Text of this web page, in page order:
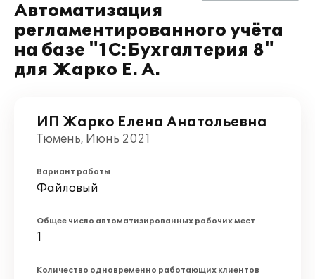
Автоматизация
регламентированного учёта
на базе "1С:Бухгалтерия 8"
для Жарко Е. А.
ИП Жарко Елена Анатольевна
Тюмень, Июнь 2021
Вариант работы
Файловый
Общее число автоматизированных рабочих мест
1
Количество одновременно работающих клиентов